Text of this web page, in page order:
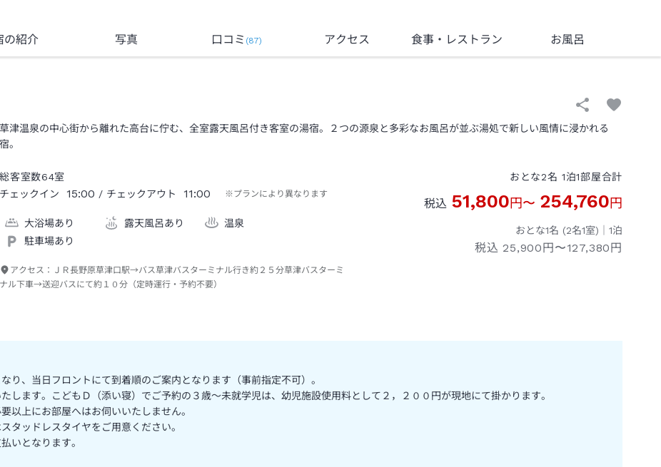
の紹介 写真 口コミ (87) アクセス 食事 ・レストラン お風呂
草津温泉の中心街から離れた高台に佇む、全室露天風呂付き客室の湯宿。２つの源泉と多彩なお風呂が並ぶ湯処で新しい風情に浸かれる
宿。
総客室数64室
チェックイン
15:00 / チェックアウト 11:00 ※プランにより異なります
大浴場あり 露天風呂あり
温泉
駐車場あり
アクセス： ＪＲ長野原草津口駅→バス草津バスターミナル行き約２５分草津バスターミ
ナル下車→送迎バスにて約１０分（定時運行・予約不要）
おとな2名 1泊1部屋合計
税込 51,800円〜 254,760円
おとな1名 (2名1室)｜ 1泊
税込 25,900円〜127,380円
り、当日フロントにて到着順のご案内となります（事前指定不可）。
します。こどもＤ（添い寝）でご予約の３歳～未就学児は、幼児施設使用料として２，２００円が現地にて掛かります。
以上にお部屋へはお伺いいたしません。
タッドレスタイヤをご用意ください。
いとなります。